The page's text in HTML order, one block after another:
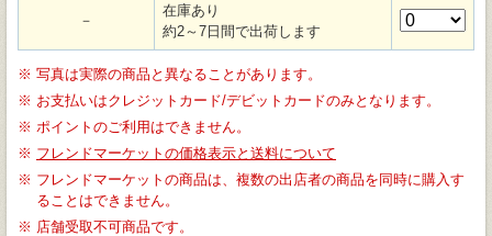
－
在庫あり
約2～7日間で出荷します
※ 写真は実際の商品と異なることがあります。
※ お支払いはクレジットカード/デビットカードのみとなります。
※ ポイントのご利用はできません。
※ フレンドマーケットの価格表示と送料について
※ フレンドマーケットの商品は、複数の出店者の商品を同時に購入す
ることはできません。
※ 店舗受取不可商品です。